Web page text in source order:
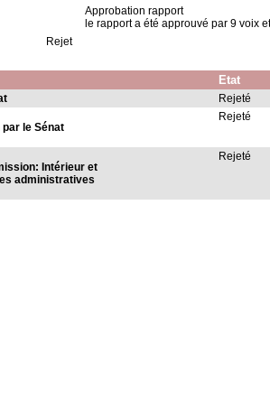
Approbation rapport
le rapport a été approuvé par 9 voix
Rejet
Etat
Rejeté
par le Sénat
Rejeté
Intérieur et
administratives
Rejeté